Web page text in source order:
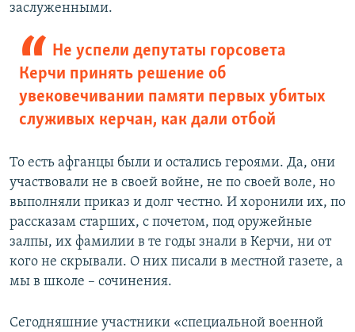
заслуженными.
Не успели депутаты горсовета
Керчи принять решение об
увековечивании памяти первых убитых
служивых керчан, как дали отбой
То есть афганцы были и остались героями. Да, они
участвовали не в своей войне, не по своей воле, но
выполняли приказ и долг честно. И хоронили их, по
рассказам старших, с почетом, под оружейные
залпы, их фамилии в те годы знали в Керчи, ни от
кого не скрывали. О них писали в местной газете, а
мы в школе – сочинения.
Сегодняшние участники «специальной военной